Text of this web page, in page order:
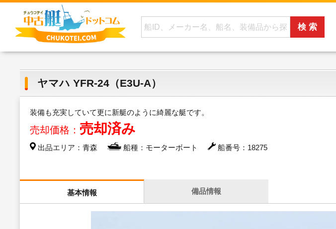
ヤマハ YFR-24（E3U-A）
装備も充実していて更に新艇のように綺麗な艇です。
売却価格： 売却済み
出品エリア：青森 船種：モーターボート 船番号：18275
基本情報 備品情報